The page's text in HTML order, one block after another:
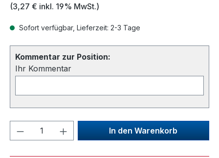
(3,27 € inkl. 19% MwSt.)
Sofort verfügbar, Lieferzeit: 2-3 Tage
Kommentar zur Position:
Ihr Kommentar
Produkt Anzahl: Gib denIn den Warenkorb